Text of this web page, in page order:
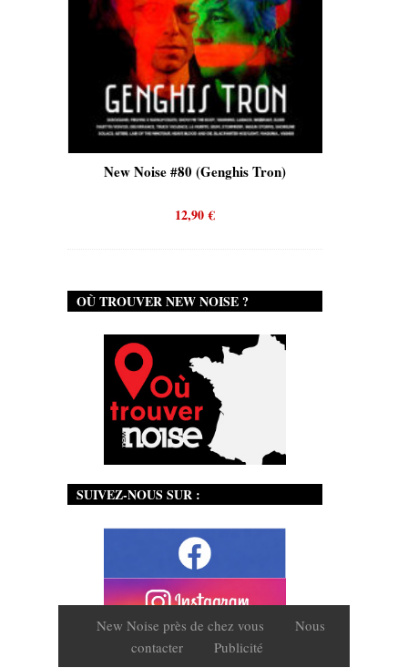
New Noise #80 (Genghis Tron)
12,90€
OÙ TROUVER NEW NOISE ?
SUIVEZ-NOUS SUR :
New Noise près de chez vous
Nous
contacter
Publicité